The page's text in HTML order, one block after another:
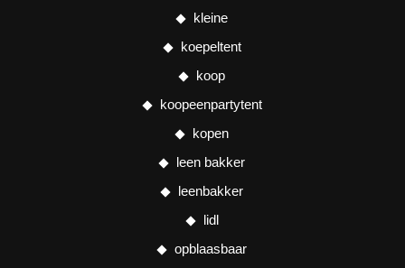
kleine
koepeltent
koop
koopeenpartytent
kopen
leen bakker
leenbakker
lidl
opblaasbaar